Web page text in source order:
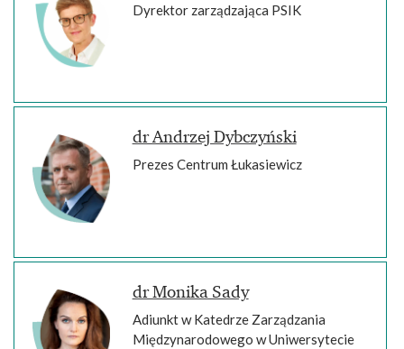
Dyrektor zarządzająca PSIK
dr Andrzej Dybczyński
Prezes Centrum Łukasiewicz
dr Monika Sady
Adiunkt w Katedrze Zarządzania
Międzynarodowego w Uniwersytecie